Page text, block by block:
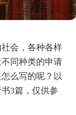
会，各种各样
同种类的申请
么写的呢？以
3篇，仅供参